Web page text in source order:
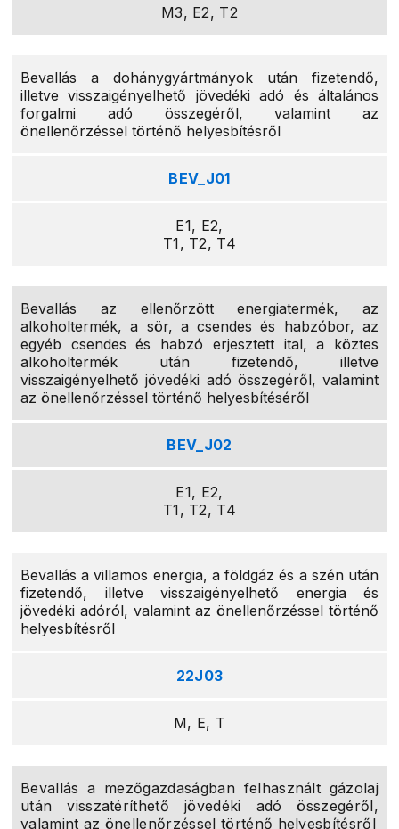
M3, E2, T2
Bevallás a dohánygyártmányok után fizetendő,
illetve visszaigényelhető jövedéki adó és általános
forgalmi adó összegéről, valamint az
önellenőrzéssel történő helyesbítésről
BEV_J01
E1, E2,
T1, T2, T4
Bevallás az ellenőrzött energiatermék, az
alkoholtermék, a sör, a csendes és habzóbor, az
egyéb csendes és habzó erjesztett ital, a köztes
alkoholtermék után fizetendő, illetve
visszaigényelhető jövedéki adó összegéről, valamint
az önellenőrzéssel történő helyesbítéséről
BEV_J02
E1, E2,
T1, T2, T4
Bevallás a villamos energia, a földgáz és a szén után
fizetendő, illetve visszaigényelhető energia és
jövedéki adóról, valamint az önellenőrzéssel történő
helyesbítésről
22J03
M, E, T
Bevallás a mezőgazdaságban felhasznált gázolaj
után visszatéríthető jövedéki adó összegéről,
valamint az önellenőrzéssel történő helyesbítésről